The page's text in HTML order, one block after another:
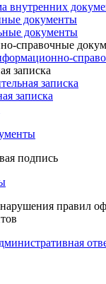
внутренних
документы
документы
справочные
записка
записка
записка
подпись
нарушения правил